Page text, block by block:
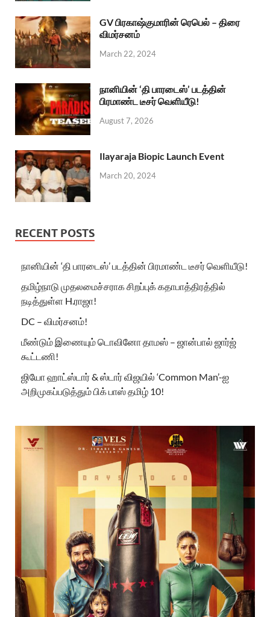
GV பிரகாஷ்குமாரின் ரெபெல் – திரை
விமர்சனம்
March 22, 2024
நானியின் ‘தி பாரடைஸ்’ படத்தின்
பிரமாண்ட டீசர் வெளியீடு!
August 7, 2026
Ilayaraja Biopic Launch Event
March 20, 2024
RECENT POSTS
நானியின் ‘தி பாரடைஸ்’ படத்தின் பிரமாண்ட டீசர் வெளியீடு!
தமிழ்நாடு முதலமைச்சராக சிறப்புக் கதாபாத்திரத்தில்
நடித்துள்ள H.ராஜா!
DC – விமர்சனம்!
மீண்டும் இணையும் டொவினோ தாமஸ் – ஜான்பால் ஜார்ஜ்
கூட்டணி!
ஜியோ ஹாட்ஸ்டார் & ஸ்டார் விஜயில் ‘Common Man’-ஐ
அறிமுகப்படுத்தும் பிக் பாஸ் தமிழ் 10!